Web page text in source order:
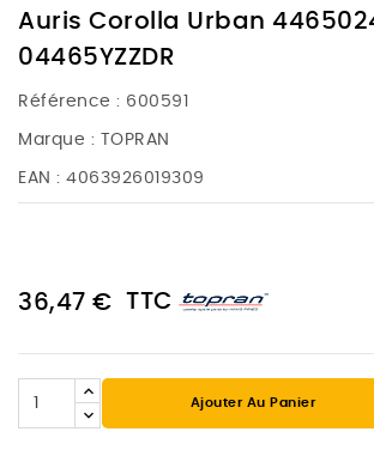
Auris Corolla Urban
04465YZZDR
Référence : 600591
Marque : TOPRAN
EAN : 4063926019309
36,47 € TTC
Ajouter Au Panier